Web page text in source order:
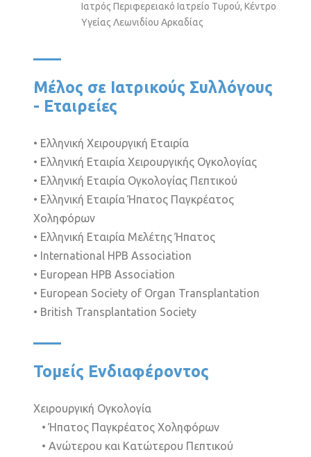
Ιατρός Περιφερειακό Ιατρείο Τυρού, Κέντρο
Υγείας Λεωνιδίου Αρκαδίας
Μέλος σε Ιατρικούς Συλλόγους
- Εταιρείες
• Ελληνική Χειρουργική Εταιρία
• Ελληνική Εταιρία Χειρουργικής Ογκολογίας
• Ελληνική Εταιρία Ογκολογίας Πεπτικού
• Ελληνική Εταιρία Ήπατος Παγκρέατος
Χοληφόρων
• Ελληνική Εταιρία Μελέτης Ήπατος
• International HPB Association
• European HPB Association
• European Society of Organ Transplantation
• British Transplantation Society
Τομείς Ενδιαφέροντος
Χειρουργική Ογκολογία
• Ήπατος Παγκρέατος Χοληφόρων
• Ανώτερου και Κατώτερου Πεπτικού